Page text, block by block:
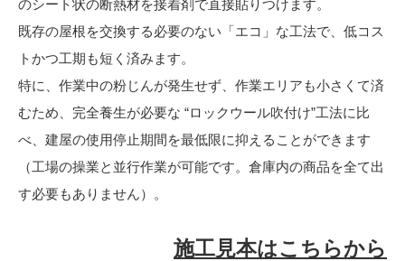
のシート状の断熱材を接着剤で直接貼りつけます。
既存の屋根を交換する必要のない「エコ」な工法で、低コス
トかつ工期も短く済みます。
特に、作業中の粉じんが発生せず、作業エリアも小さくて済
むため、完全養生が必要な “ロックウール吹付け”工法に比
べ、建屋の使用停止期間を最低限に抑えることができます
（工場の操業と並行作業が可能です。倉庫内の商品を全て出
す必要もありません）。
施工見本はこちらから